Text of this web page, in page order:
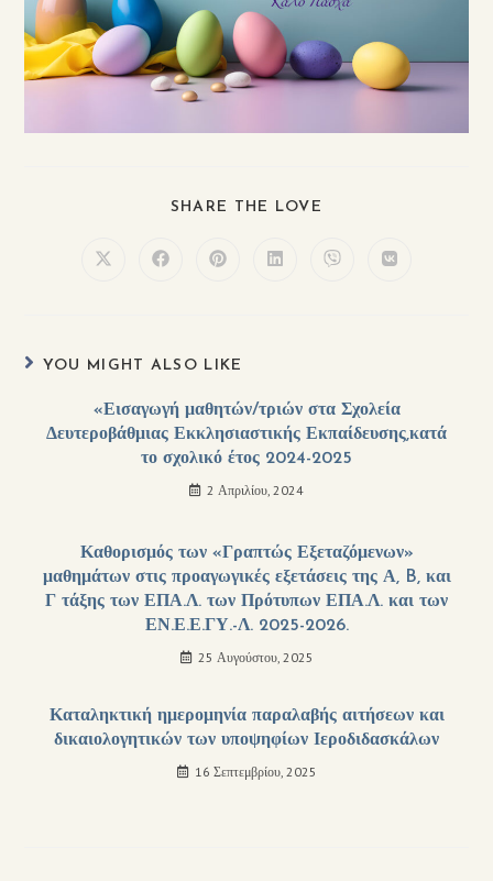
SHARE THE LOVE
YOU MIGHT ALSO LIKE
«Εισαγωγή μαθητών/τριών στα Σχολεία
Δευτεροβάθμιας Εκκλησιαστικής Εκπαίδευσης,κατά
το σχολικό έτος 2024-2025
2 Απριλίου, 2024
Καθορισμός των «Γραπτώς Εξεταζόμενων»
μαθημάτων στις προαγωγικές εξετάσεις της Α, B, και
Γ τάξης των ΕΠΑ.Λ. των Πρότυπων ΕΠΑ.Λ. και των
ΕΝ.Ε.Ε.ΓΥ.-Λ. 2025-2026.
25 Αυγούστου, 2025
Καταληκτική ημερομηνία παραλαβής αιτήσεων και
δικαιολογητικών των υποψηφίων Ιεροδιδασκάλων
16 Σεπτεμβρίου, 2025